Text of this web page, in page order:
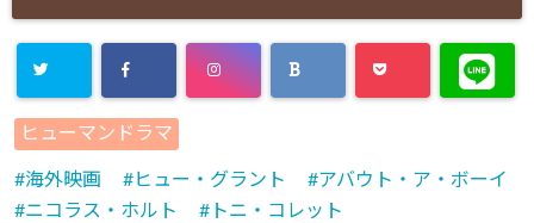
ヒューマンドラマ
海外映画 ヒュー・グラント
アバウト・ア・ボーイ
ニコラス・ホルト
トニ・コレット